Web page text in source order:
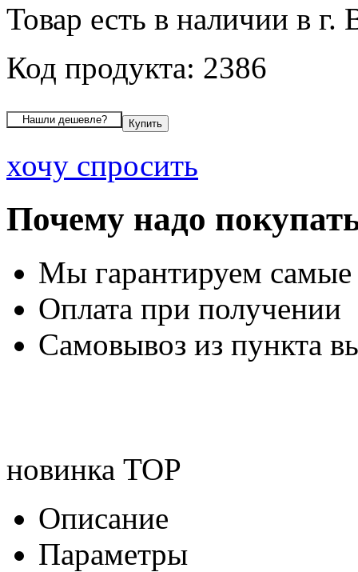
Товар есть в наличии в г.
Код продукта: 2386
хочу спросить
Почему надо
Мы гарантируем
Оплата при получении
Самовывоз из пункта
новинка TOP
Описание
Параметры